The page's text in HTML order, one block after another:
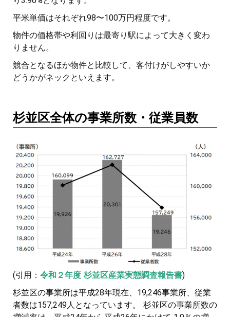
平米単価はそれぞれ98〜100万円程度です。
物件の価格帯や利回りは最寄り駅によって大きく変わ
りません。
競合となるほか物件と比較して、客付けがしやすいか
どうかがネックといえます。
杉並区全体の事業所数・従業員数
(引用： 令和２年度 杉並区産業実態調査報告書)
杉並区の事業所は平成28年現在、19,246事業所、従業
者数は157,249人となっています。 杉並区の事業所数の